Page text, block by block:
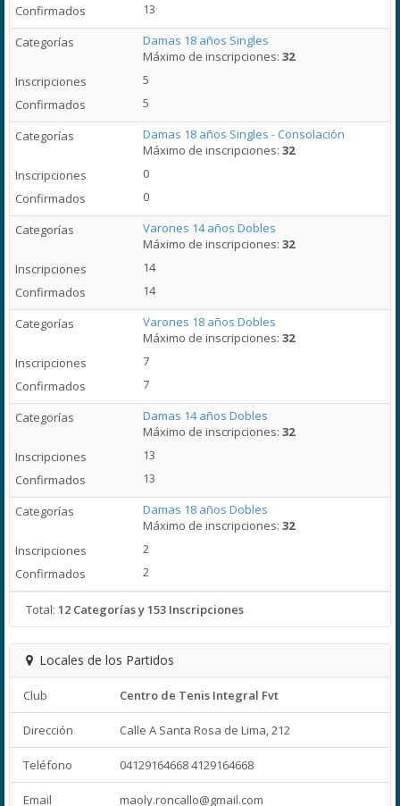
13
Damas 18 años Singles
Máximo de inscripciones:32
5
5
Damas 18 años Singles - Consolación
Máximo de inscripciones:32
0
0
Varones 14 años Dobles
Máximo de inscripciones:32
14
14
Varones 18 años Dobles
Máximo de inscripciones:32
7
7
Damas 14 años Dobles
Máximo de inscripciones:32
13
13
Damas 18 años Dobles
Máximo de inscripciones:32
2
2
Total: 12 Categorías y 153 Inscripciones
Locales de los Partidos
Club Centro de Tenis Integral Fvt
Dirección Calle A Santa Rosa de Lima, 212
Teléfono 04129164668 4129164668
Email maoly.roncallo@gmail.com